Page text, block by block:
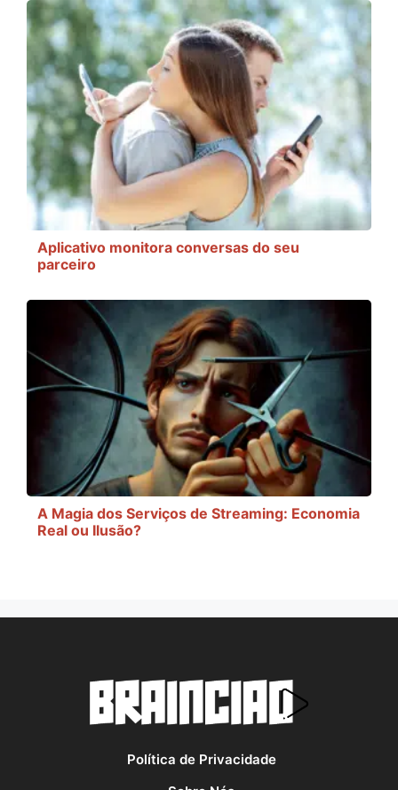
Aplicativo monitora conversas do seu
parceiro
A Magia dos Serviços de Streaming: Economia
Real ou Ilusão?
Política de Privacidade